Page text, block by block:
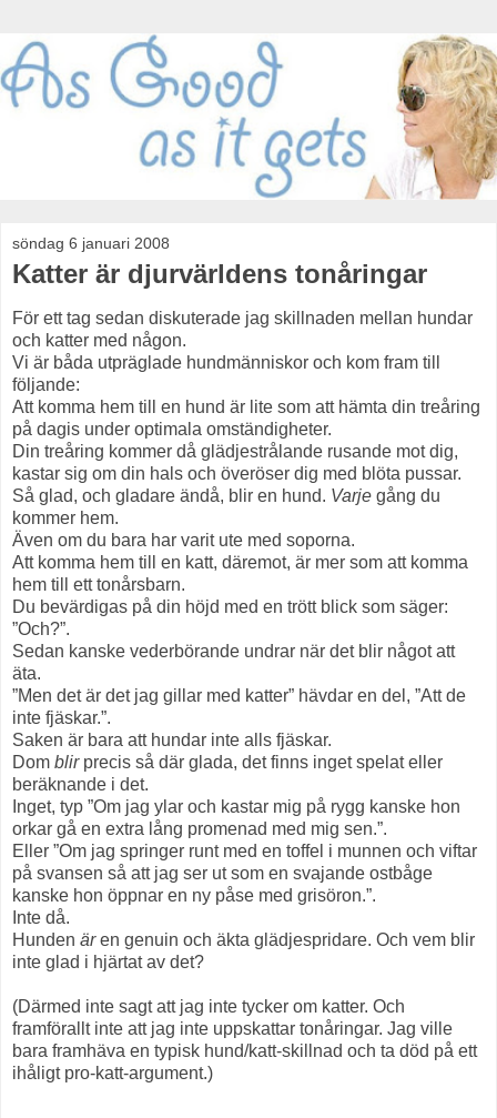
söndag 6 januari 2008
Katter är djurvärldens tonåringar
För ett tag sedan diskuterade jag skillnaden mellan hundar
och katter med någon.
Vi är båda utpräglade hundmänniskor och kom fram till
följande:
Att komma hem till en hund är lite som att hämta din treåring
på dagis under optimala omständigheter.
Din treåring kommer då glädjestrålande rusande mot dig,
kastar sig om din hals och överöser dig med blöta pussar.
Så glad, och gladare ändå, blir en hund. Varje gång du
kommer hem.
Även om du bara har varit ute med soporna.
Att komma hem till en katt, däremot, är mer som att komma
hem till ett tonårsbarn.
Du bevärdigas på din höjd med en trött blick som säger:
”Och?”.
Sedan kanske vederbörande undrar när det blir något att
äta.
”Men det är det jag gillar med katter” hävdar en del, ”Att de
inte fjäskar.”.
Saken är bara att hundar inte alls fjäskar.
Dom blir precis så där glada, det finns inget spelat eller
beräknande i det.
Inget, typ ”Om jag ylar och kastar mig på rygg kanske hon
orkar gå en extra lång promenad med mig sen.”.
Eller ”Om jag springer runt med en toffel i munnen och viftar
på svansen så att jag ser ut som en svajande ostbåge
kanske hon öppnar en ny påse med grisöron.”.
Inte då.
Hunden ären genuin och äkta glädjespridare. Och vem blir
inte glad i hjärtat av det?
(Därmed inte sagt att jag inte tycker om katter. Och
framförallt inte att jag inte uppskattar tonåringar. Jag ville
bara framhäva en typisk hund/katt-skillnad och ta död på ett
ihåligt pro-katt-argument.)